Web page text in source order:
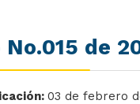
de
03 de febrero